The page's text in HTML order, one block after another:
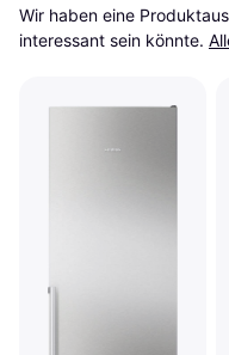
Wir haben eine
interessant sein könnte.